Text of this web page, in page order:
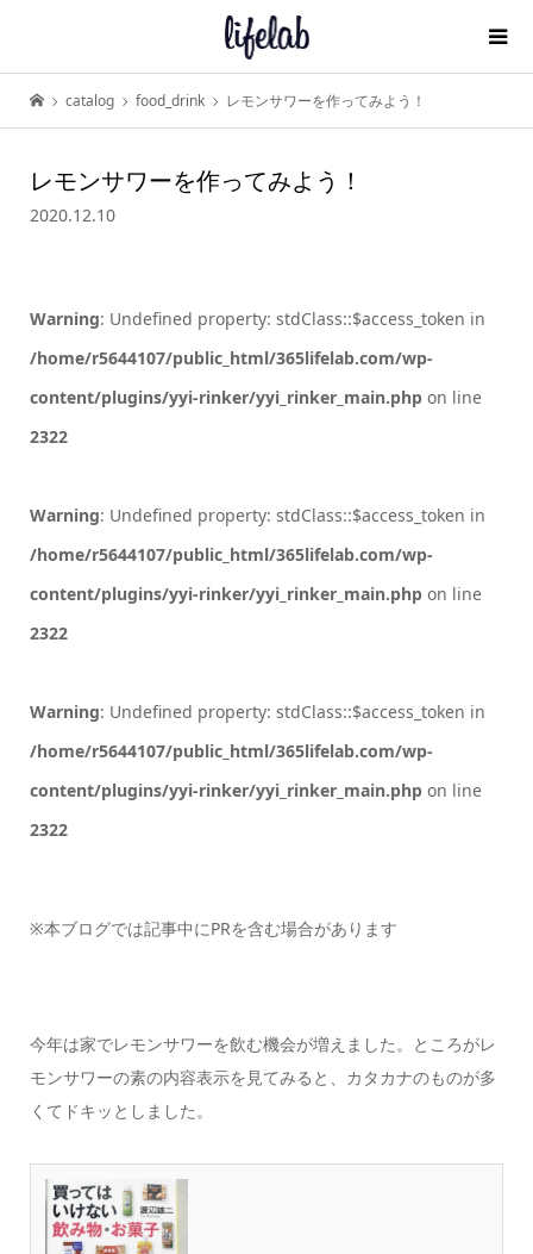
catalog food_drink レモンサワーを作ってみよう！
レモンサワーを作ってみよう！
2020.12.10
Warning: Undefined property: stdClass::$access_token in
/home/r5644107/public_html/365lifelab.com/wp-
content/plugins/yyi-rinker/yyi_rinker_main.phpon line
2322
Warning: Undefined property: stdClass::$access_token in
/home/r5644107/public_html/365lifelab.com/wp-
content/plugins/yyi-rinker/yyi_rinker_main.phpon line
2322
Warning: Undefined property: stdClass::$access_token in
/home/r5644107/public_html/365lifelab.com/wp-
content/plugins/yyi-rinker/yyi_rinker_main.phpon line
2322
※本ブログでは記事中にPRを含む場合があります
今年は家でレモンサワーを飲む機会が増えました。ところがレ
モンサワーの素の内容表示を見てみると、カタカナのものが多
くてドキッとしました。